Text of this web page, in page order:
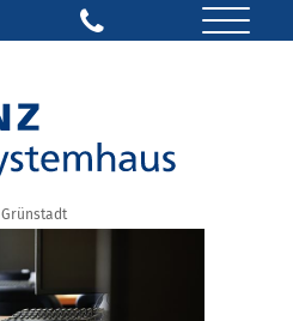
Grünstadt